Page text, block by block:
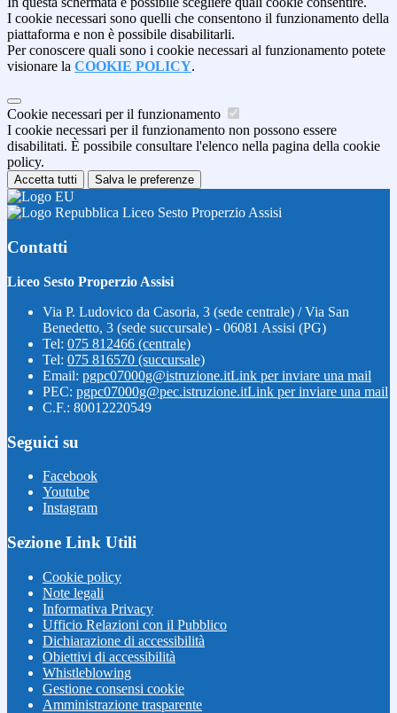
I cookie necessari sono quelli che consentono il funzionamento della
piattaforma e non è possibile disabilitarli.
Per conoscere quali sono i cookie necessari al funzionamento potete
visionare la COOKIE POLICY.
Cookie necessari per il funzionamento
I cookie necessari per il funzionamento non possono essere
disabilitati. È possibile consultare l'elenco nella pagina della cookie
policy.
Accetta tutti Salva le preferenze
Liceo Sesto Properzio Assisi
Contatti
Liceo Sesto Properzio Assisi
Via P. Ludovico da Casoria, 3 (sede centrale) / Via San
Benedetto, 3 (sede succursale) - 06081 Assisi (PG)
Tel: 075 812466 (centrale)
Tel: 075 816570 (succursale)
Email: pgpc07000g@istruzione.itLink per inviare una mail
PEC: pgpc07000g@pec.istruzione.itLink per inviare una mail
C.F.: 80012220549
Seguici su
Facebook
Youtube
Instagram
Sezione Link Utili
Cookie policy
Note legali
Informativa Privacy
Ufficio Relazioni con il Pubblico
Dichiarazione di accessibilità
Obiettivi di accessibilità
Whistleblowing
Gestione consensi cookie
Amministrazione trasparente